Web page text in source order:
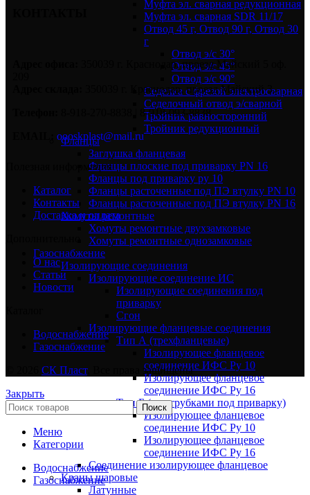
Муфта эл. cварная редукционная
Муфта эл. сварная SDR 11/17
Отвод 45 г, Отвод 90 г, Отвод 30
г
Отвод э/с 30°
Отвод э/с 45°
Отвод э/с 90°
Седелка с фрезой электросварная
Седелочный отвод э/сварной
Тройник равносторонний
Тройник редукционный
Фланцы
Заглушка фланцевая
Фланцы плоские под приварку PN 16
Фланцы под приварку ру 10
Фланцы расточенные под ПЭ втулку PN 10
Фланцы расточенные под ПЭ втулку PN 16
Хомуты ремонтные
Хомуты ремонтные двухзамковые
Хомуты ремонтные однозамковые
Газоснабжение
Изолирующие соединения
Изолирующие соединение ИС
Изолирующие соединения под
приварку
Сгон
Изолирующие фланцевые соединения
Тип А (трехфланцевые)
Изолирующее фланцевое
соединение ИФС Ру 10
Изолирующее фланцевое
соединение ИФС Ру 16
Тип Б (с патрубками под приварку)
Изолирующее фланцевое
соединение ИФС Ру 10
Изолирующее фланцевое
соединение ИФС Ру 16
Соединение изолирующее фланцевое
Краны шаровые
Латунные
350039 г. Краснодар, проезд Майский 5 оф.
350039 г. Краснодар, проезд Майский 3.
8-918-270-8838 | 8-918-093-8838
oooskplast@mail.ru
Полезная информация
Каталог
Контакты
Доставка и оплата
О нас
Статьи
Новости
Водоснабжение
Газоснабжение
СК Пласт. Все права защищены
Закрыть
Поиск
Меню
Категории
Водоснабжение
Газоснабжение